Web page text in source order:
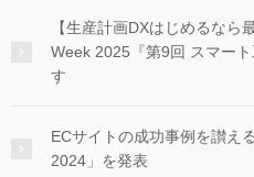
【生産計画DXはじめるな
Week 2025『第9回 スマー
す
ECサイトの成功事例を讃え
2024」を発表